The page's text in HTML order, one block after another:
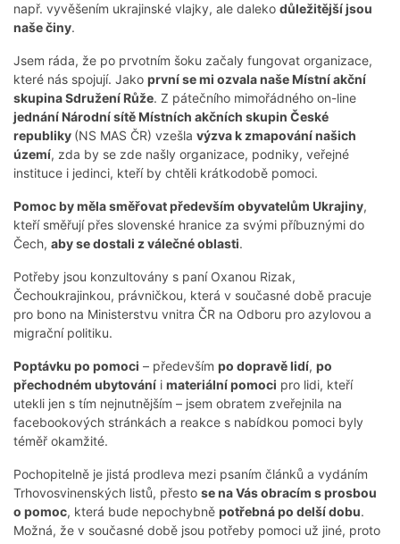
např. vyvěšením ukrajinské vlajky, ale daleko důležitější jsou
naše činy.
Jsem ráda, že po prvotním šoku začaly fungovat organizace,
které nás spojují. Jako první se mi ozvala naše Místní akční
skupina Sdružení Růže. Z pátečního mimořádného on-line
jednání Národní sítě Místních akčních skupin České
republiky (NS MAS ČR) vzešla výzva k zmapování našich
území, zda by se zde našly organizace, podniky, veřejné
instituce i jedinci, kteří by chtěli krátkodobě pomoci.
Pomoc by měla směřovat především obyvatelům Ukrajiny,
kteří směřují přes slovenské hranice za svými příbuznými do
Čech, aby se dostali z válečné oblasti.
Potřeby jsou konzultovány s paní Oxanou Rizak,
Čechoukrajinkou, právničkou, která v současné době pracuje
pro bono na Ministerstvu vnitra ČR na Odboru pro azylovou a
migrační politiku.
Poptávku po pomoci – především po dopravě lidí, po
přechodném ubytování i materiální pomoci pro lidi, kteří
utekli jen s tím nejnutnějším – jsem obratem zveřejnila na
facebookových stránkách a reakce s nabídkou pomoci byly
téměř okamžité.
Pochopitelně je jistá prodleva mezi psaním článků a vydáním
Trhovosvinenských listů, přesto se na Vás obracím s prosbou
o pomoc, která bude nepochybně potřebná po delší dobu.
Možná, že v současné době jsou potřeby pomoci už jiné, proto